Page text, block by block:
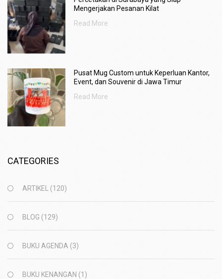
Mengerjakan Pesanan Kilat
Read More
Pusat Mug Custom untuk Keperluan Kantor,
Event, dan Souvenir di Jawa Timur
Read More
CATEGORIES
ARTIKEL (120)
BLOG (129)
BUKU AGENDA (3)
BUKU KENANGAN (1)